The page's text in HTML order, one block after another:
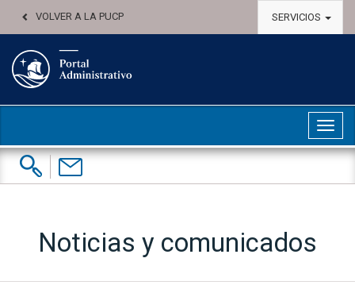
VOLVER A LA PUCP SERVICIOS
Buscar:
Contáctenos
Noticias y comunicados